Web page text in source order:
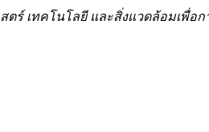
เทคโนโลยี และสิ่งแวดล้อมเพื่อการเ